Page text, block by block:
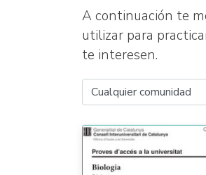
A continuación te
utilizar para
te interesen.